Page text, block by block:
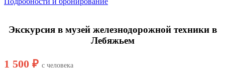
Экскурсия в музей железнодорожной техники в
Лебяжьем
1 500 ₽ с человека